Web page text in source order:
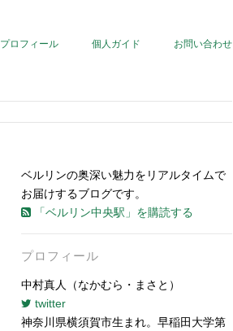
プロフィール 個人ガイド お問い合わせ
ベルリンの奥深い魅力をリアルタイムで
お届けするブログです。
「ベルリン中央駅」を購読する
プロフィール
中村真人（なかむら・まさと）
twitter
神奈川県横須賀市生まれ。早稲田大学第